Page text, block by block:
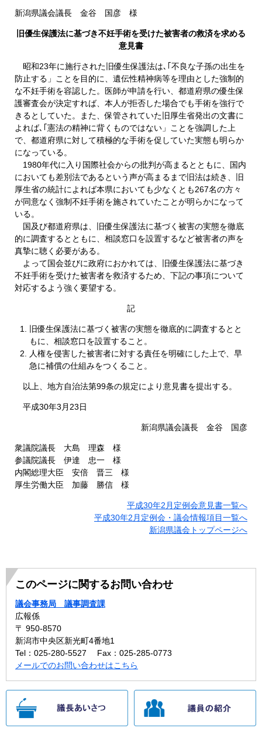
新潟県議会議長 金谷 国彦 様
旧優生保護法に基づき不妊手術を受けた被害者の救済を求める
意見書
昭和23年に施行された旧優生保護法は､｢不良な子孫の出生を
防止する」ことを目的に、遺伝性精神病等を理由とした強制的
な不妊手術を容認した。医師が申請を行い、都道府県の優生保
護審査会が決定すれば、本人が拒否した場合でも手術を強行で
きるとしていた。また、保管されていた旧厚生省発出の文書に
よれば､｢憲法の精神に背くものではない」ことを強調した上
で、都道府県に対して積極的な手術を促していた実態も明らか
になっている。
1980年代に入り国際社会からの批判が高まるとともに、国内
においても差別法であるという声が高まるまで旧法は続き、旧
厚生省の統計によれば本県においても少なくとも267名の方々
が同意なく強制不妊手術を施されていたことが明らかになって
いる。
国及び都道府県は、旧優生保護法に基づく被害の実態を徹底
的に調査するとともに、相談窓口を設置するなど被害者の声を
真摯に聴く必要がある。
よって国会並びに政府におかれては、旧優生保護法に基づき
不妊手術を受けた被害者を救済するため、下記の事項について
対応するよう強く要望する。
記
旧優生保護法に基づく被害の実態を徹底的に調査するとと
もに、相談窓口を設置すること。
人権を侵害した被害者に対する責任を明確にした上で、早
急に補償の仕組みをつくること。
以上、地方自治法第99条の規定により意見書を提出する。
平成30年3月23日
新潟県議会議長 金谷 国彦
衆議院議長 大島 理森 様
参議院議長 伊達 忠一 様
内閣総理大臣 安倍 晋三 様
厚生労働大臣 加藤 勝信 様
平成30年2月定例会意見書一覧へ
平成30年2月定例会・議会情報項目一覧へ
新潟県議会トップページへ
このページに関するお問い合わせ
議会事務局 議事調査課
広報係
〒 950-8570
新潟市中央区新光町4番地1
Tel：025-280-5527
Fax：025-285-0773
メールでのお問い合わせはこちら